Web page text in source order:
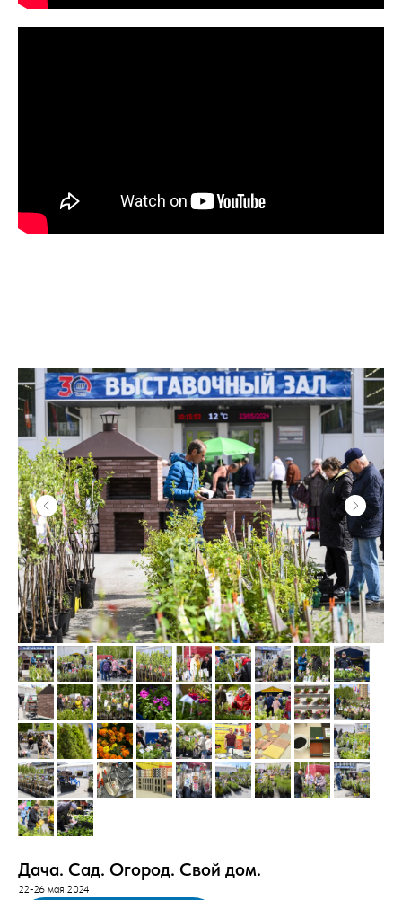
Дача. Сад. Огород. Свой дом.
22-26 мая 2024